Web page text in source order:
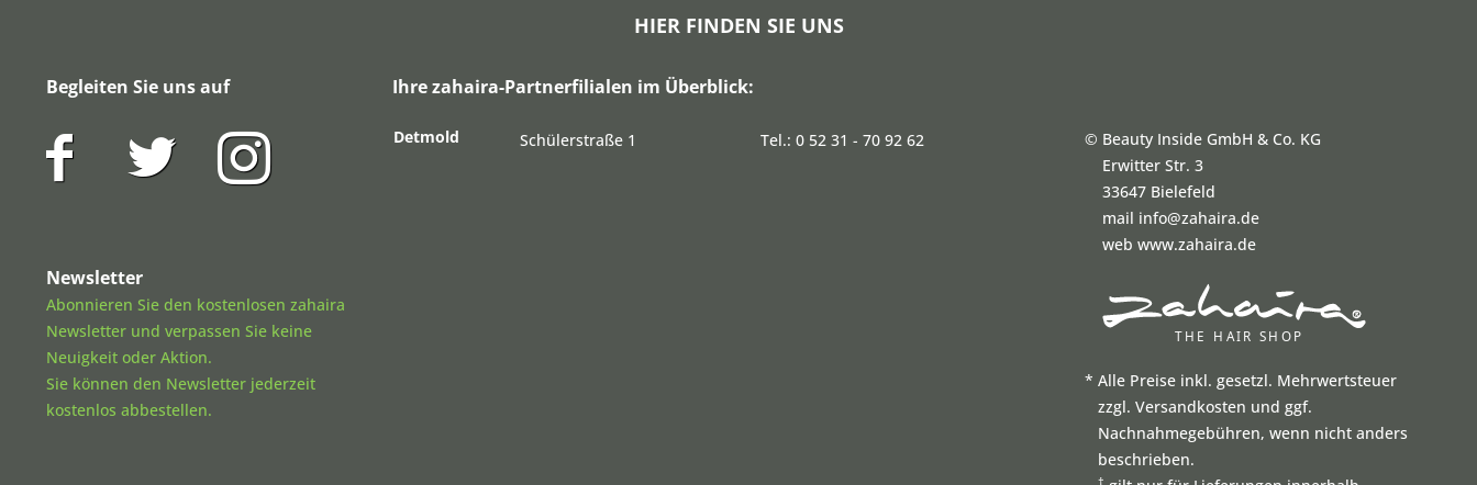
HIER FINDEN SIE UNS
Begleiten Sie uns auf
Newsletter
Abonnieren Sie den kostenlosen zahaira
Newsletter und verpassen Sie keine
Neuigkeit oder Aktion.
Sie können den Newsletter jederzeit
kostenlos abbestellen.
Ihre zahaira-Partnerfilialen im Überblick:
Detmold Schülerstraße 1 Tel.: 0 52 31 - 70 92 62 © Beauty Inside GmbH & Co. KG
Erwitter Str. 3
33647 Bielefeld
mail info@zahaira.de
web www.zahaira.de
* Alle Preise inkl. gesetzl. Mehrwertsteuer
zzgl. Versandkosten und ggf.
Nachnahmegebühren, wenn nicht anders
beschrieben.
†